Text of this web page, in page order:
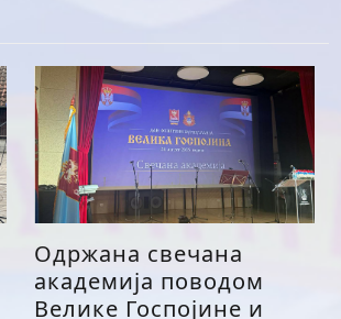
Одржана свечана
академија поводом
Велике Госпојине и